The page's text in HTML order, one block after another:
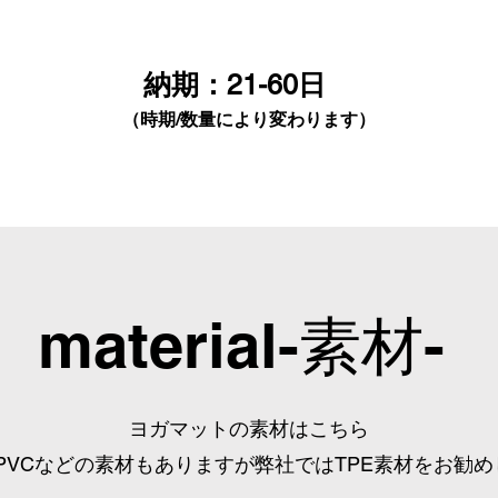
​納期：21-60日
（時期/数量により変わります）
material-素材-
ヨガマットの素材はこちら
などの素材もありますが弊社ではTPE素材をお勧